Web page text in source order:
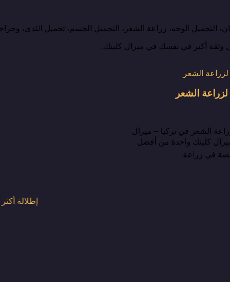
التجميل الوجه، زراعة الشعر، التجميل الجسم، تجميل الثدي،
وثقة أكبر في نفسك في ميرال كلينك.
الشعر
الشعر في تركيا – ميرال
كلينك واحدة من أفضل
في زراعة
إطلالة أكثر